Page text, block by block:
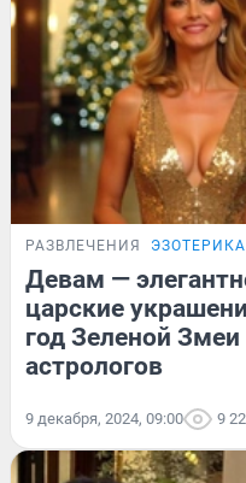
РАЗВЛЕЧЕНИЯ
Девам —
царские
год Зеленой
астрологов
9 декабря, 2024, 09:00 9